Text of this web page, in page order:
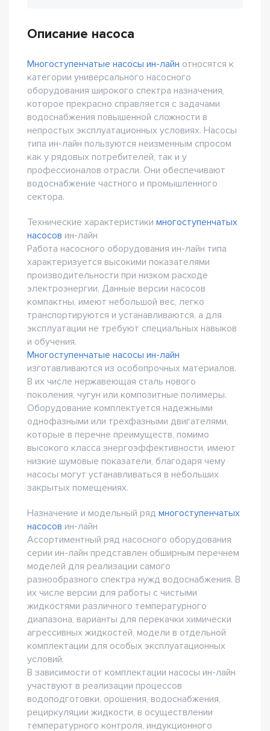
Описание насоса
Многоступенчатые насосы ин-лайн относятся к
категории универсального насосного
оборудования широкого спектра назначения,
которое прекрасно справляется с задачами
водоснабжения повышенной сложности в
непростых эксплуатационных условиях. Насосы
типа ин-лайн пользуются неизменным спросом
как у рядовых потребителей, так и у
профессионалов отрасли. Они обеспечивают
водоснабжение частного и промышленного
сектора.
Технические характеристики многоступенчатых
насосов ин-лайн
Работа насосного оборудования ин-лайн типа
характеризуется высокими показателями
производительности при низком расходе
электроэнергии. Данные версии насосов
компактны, имеют небольшой вес, легко
транспортируются и устанавливаются, а для
эксплуатации не требуют специальных навыков
и обучения.
Многоступенчатые насосы ин-лайн
изготавливаются из особопрочных материалов.
В их числе нержавеющая сталь нового
поколения, чугун или композитные полимеры.
Оборудование комплектуется надежными
однофазными или трехфазными двигателями,
которые в перечне преимуществ, помимо
высокого класса энергоэффективности, имеют
низкие шумовые показатели, благодаря чему
насосы могут устанавливаться в небольших
закрытых помещениях.
Назначение и модельный ряд многоступенчатых
насосов ин-лайн
Ассортиментный ряд насосного оборудования
серии ин-лайн представлен обширным перечнем
моделей для реализации самого
разнообразного спектра нужд водоснабжения. В
их числе версии для работы с чистыми
жидкостями различного температурного
диапазона, варианты для перекачки химически
агрессивных жидкостей, модели в отдельной
комплектации для особых эксплуатационных
условий.
В зависимости от комплектации насосы ин-лайн
участвуют в реализации процессов
водоподготовки, орошения, водоснабжения,
рециркуляции жидкости, в осуществлении
температурного контроля, индукционного